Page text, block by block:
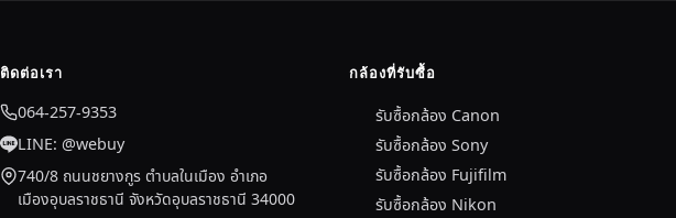
ติดต่อเรา
064-257-9353
LINE: @webuy
740/8 ถนนชยางกูร ตำบลในเมือง อำเภอ
เมืองอุบลราชธานี จังหวัดอุบลราชธานี 34000
กล้องที่รับซื้อ
รับซื้อกล้อง Canon
รับซื้อกล้อง Sony
รับซื้อกล้อง Fujifilm
รับซื้อกล้อง Nikon